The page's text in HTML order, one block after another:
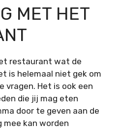
MET HET
restaurant wat de
is helemaal niet gek om
vragen. Het is ook een
die jij mag eten
door te geven aan de
mee kan worden